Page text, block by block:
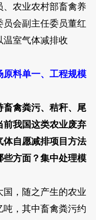
农业农村部畜禽养
会副主任委员董红
温室气体减排收
料单一、工程规模
畜禽粪污、秸秆、尾
我国这类农业废弃
自愿减排项目方法
方面？集中处理模
，随之产生的农业
吨，其中畜禽粪污约